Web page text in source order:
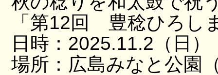
「第12回 豊稔ひろし
日時：2025.11.2（日
場所：広島みなと公園